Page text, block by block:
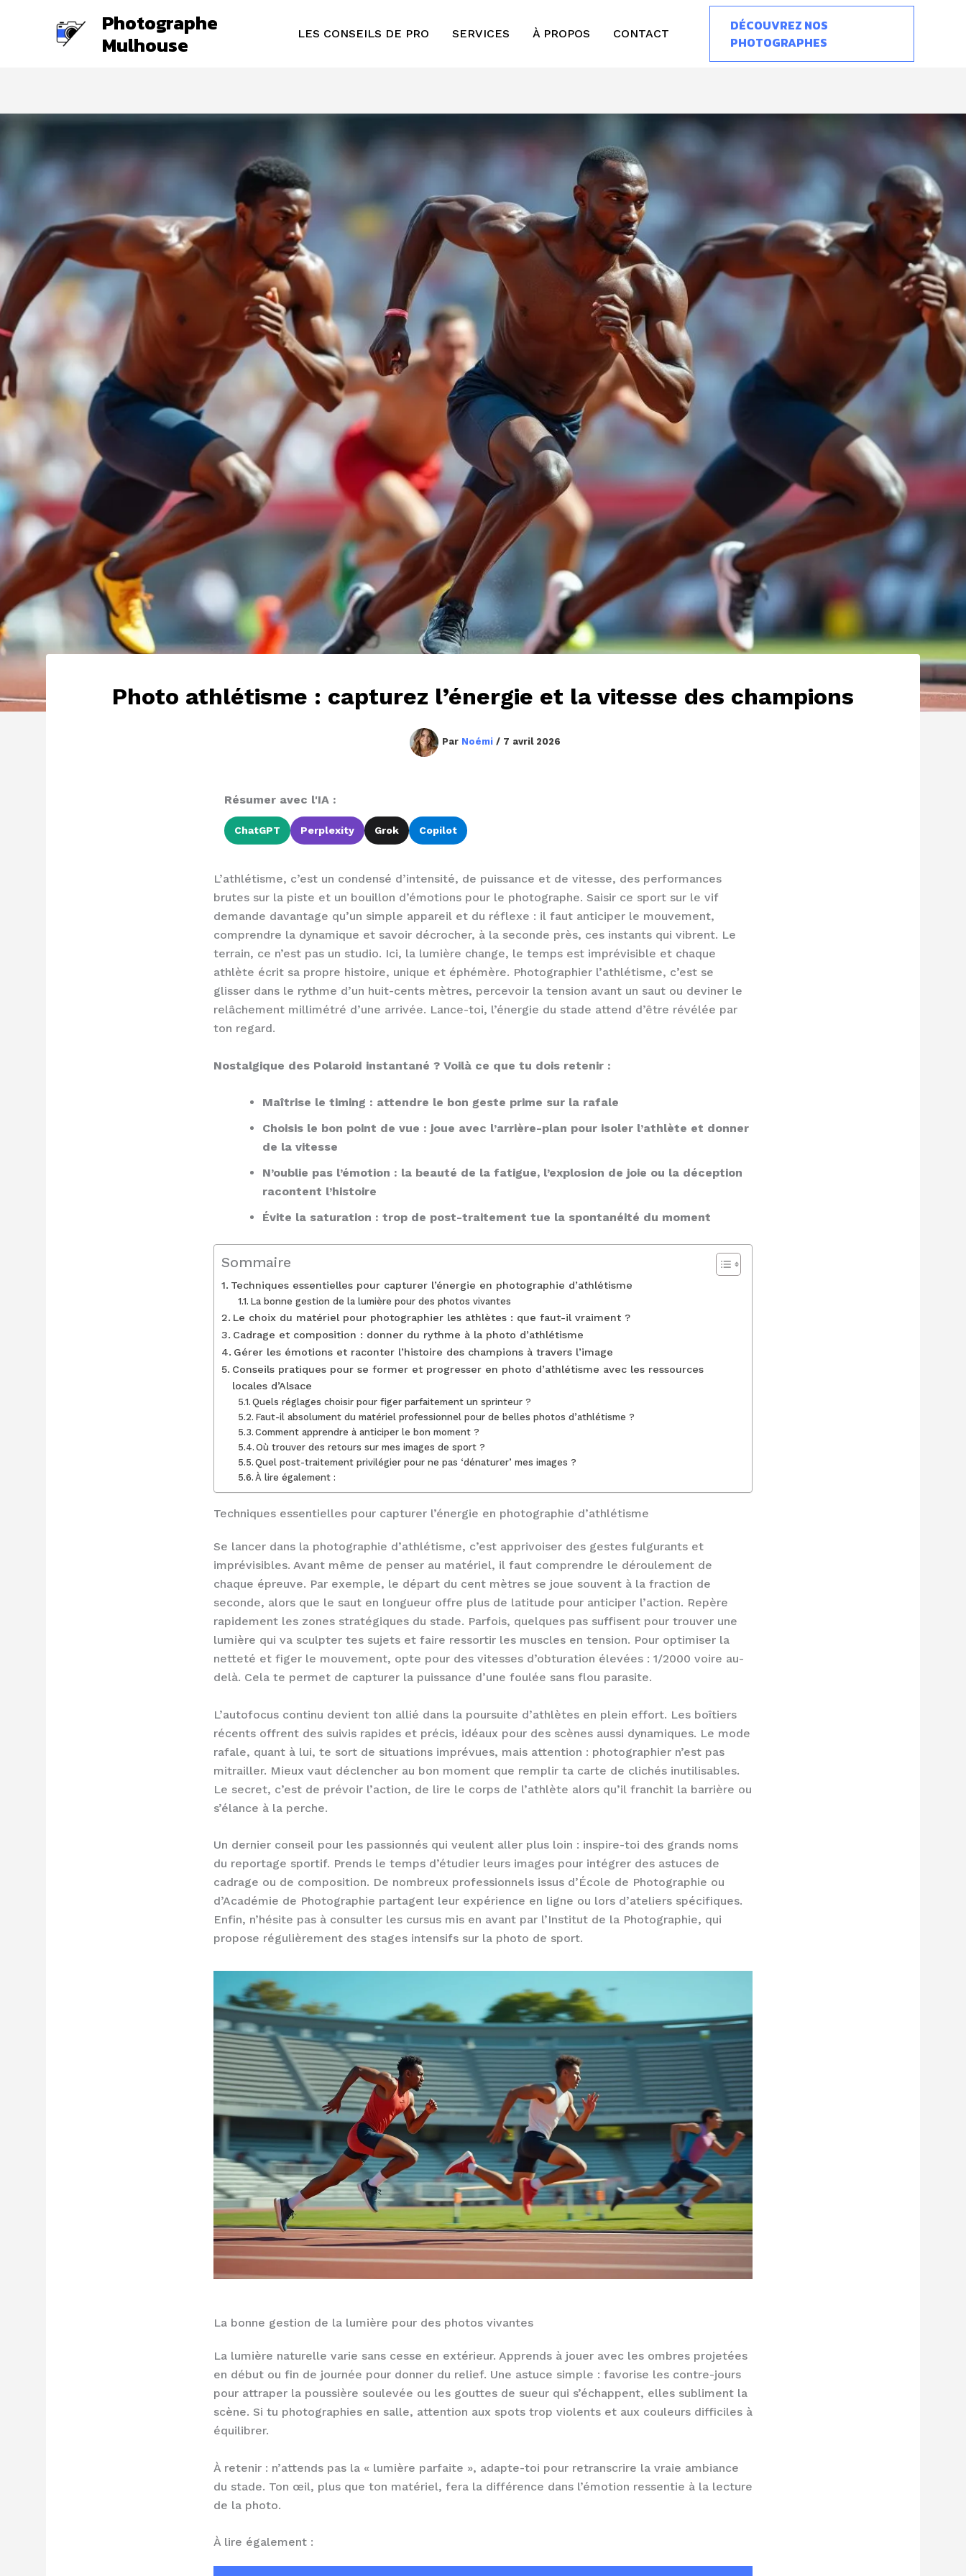
Photographe
Mulhouse LES CONSEILS DE PRO SERVICES À PROPOS CONTACT
DÉCOUVREZ NOS
PHOTOGRAPHES
Photo athlétisme : capturez l’énergie et la vitesse des champions
Par Noémi / 7 avril 2026
Résumer avec l'IA :
ChatGPT Perplexity Grok Copilot
L’athlétisme, c’est un condensé d’intensité, de puissance et de vitesse, des performances
brutes sur la piste et un bouillon d’émotions pour le photographe. Saisir ce sport sur le vif
demande davantage qu’un simple appareil et du réflexe : il faut anticiper le mouvement,
comprendre la dynamique et savoir décrocher, à la seconde près, ces instants qui vibrent. Le
terrain, ce n’est pas un studio. Ici, la lumière change, le temps est imprévisible et chaque
athlète écrit sa propre histoire, unique et éphémère. Photographier l’athlétisme, c’est se
glisser dans le rythme d’un huit-cents mètres, percevoir la tension avant un saut ou deviner le
relâchement millimétré d’une arrivée. Lance-toi, l’énergie du stade attend d’être révélée par
ton regard.
Nostalgique des Polaroid instantané ? Voilà ce que tu dois retenir :
Maîtrise le timing : attendre le bon geste prime sur la rafale
Choisis le bon point de vue : joue avec l’arrière-plan pour isoler l’athlète et donner
de la vitesse
N’oublie pas l’émotion : la beauté de la fatigue, l’explosion de joie ou la déception
racontent l’histoire
Évite la saturation : trop de post-traitement tue la spontanéité du moment
Sommaire
Techniques essentielles pour capturer l’énergie en photographie d’athlétisme
La bonne gestion de la lumière pour des photos vivantes
Le choix du matériel pour photographier les athlètes : que faut-il vraiment ?
Cadrage et composition : donner du rythme à la photo d’athlétisme
Gérer les émotions et raconter l’histoire des champions à travers l’image
Conseils pratiques pour se former et progresser en photo d’athlétisme avec les ressources
locales d’Alsace
Quels réglages choisir pour figer parfaitement un sprinteur ?
Faut-il absolument du matériel professionnel pour de belles photos d’athlétisme ?
Comment apprendre à anticiper le bon moment ?
Où trouver des retours sur mes images de sport ?
Quel post-traitement privilégier pour ne pas ‘dénaturer’ mes images ?
À lire également :
Techniques essentielles pour capturer l’énergie en photographie d’athlétisme
Se lancer dans la photographie d’athlétisme, c’est apprivoiser des gestes fulgurants et
imprévisibles. Avant même de penser au matériel, il faut comprendre le déroulement de
chaque épreuve. Par exemple, le départ du cent mètres se joue souvent à la fraction de
seconde, alors que le saut en longueur offre plus de latitude pour anticiper l’action. Repère
rapidement les zones stratégiques du stade. Parfois, quelques pas suffisent pour trouver une
lumière qui va sculpter tes sujets et faire ressortir les muscles en tension. Pour optimiser la
netteté et figer le mouvement, opte pour des vitesses d’obturation élevées : 1/2000 voire au-
delà. Cela te permet de capturer la puissance d’une foulée sans flou parasite.
L’autofocus continu devient ton allié dans la poursuite d’athlètes en plein effort. Les boîtiers
récents offrent des suivis rapides et précis, idéaux pour des scènes aussi dynamiques. Le mode
rafale, quant à lui, te sort de situations imprévues, mais attention : photographier n’est pas
mitrailler. Mieux vaut déclencher au bon moment que remplir ta carte de clichés inutilisables.
Le secret, c’est de prévoir l’action, de lire le corps de l’athlète alors qu’il franchit la barrière ou
s’élance à la perche.
Un dernier conseil pour les passionnés qui veulent aller plus loin : inspire-toi des grands noms
du reportage sportif. Prends le temps d’étudier leurs images pour intégrer des astuces de
cadrage ou de composition. De nombreux professionnels issus d’École de Photographie ou
d’Académie de Photographie partagent leur expérience en ligne ou lors d’ateliers spécifiques.
Enfin, n’hésite pas à consulter les cursus mis en avant par l’Institut de la Photographie, qui
propose régulièrement des stages intensifs sur la photo de sport.
La bonne gestion de la lumière pour des photos vivantes
La lumière naturelle varie sans cesse en extérieur. Apprends à jouer avec les ombres projetées
en début ou fin de journée pour donner du relief. Une astuce simple : favorise les contre-jours
pour attraper la poussière soulevée ou les gouttes de sueur qui s’échappent, elles subliment la
scène. Si tu photographies en salle, attention aux spots trop violents et aux couleurs difficiles à
équilibrer.
À retenir : n’attends pas la « lumière parfaite », adapte-toi pour retranscrire la vraie ambiance
du stade. Ton œil, plus que ton matériel, fera la différence dans l’émotion ressentie à la lecture
de la photo.
À lire également :